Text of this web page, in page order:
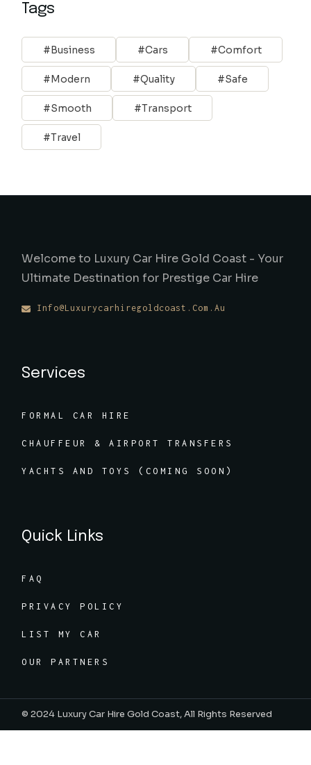
Tags
Business Cars Comfort
Modern Quality Safe
Smooth Transport
Travel
Welcome to Luxury Car Hire Gold Coast - Your
Ultimate Destination for Prestige Car Hire
Info@luxurycarhiregoldcoast.com.au
Services
FORMAL CAR HIRE
CHAUFFEUR & AIRPORT TRANSFERS
YACHTS AND TOYS (COMING SOON)
Quick Links
FAQ
PRIVACY POLICY
LIST MY CAR
OUR PARTNERS
© 2024 Luxury Car Hire Gold Coast, All Rights Reserved